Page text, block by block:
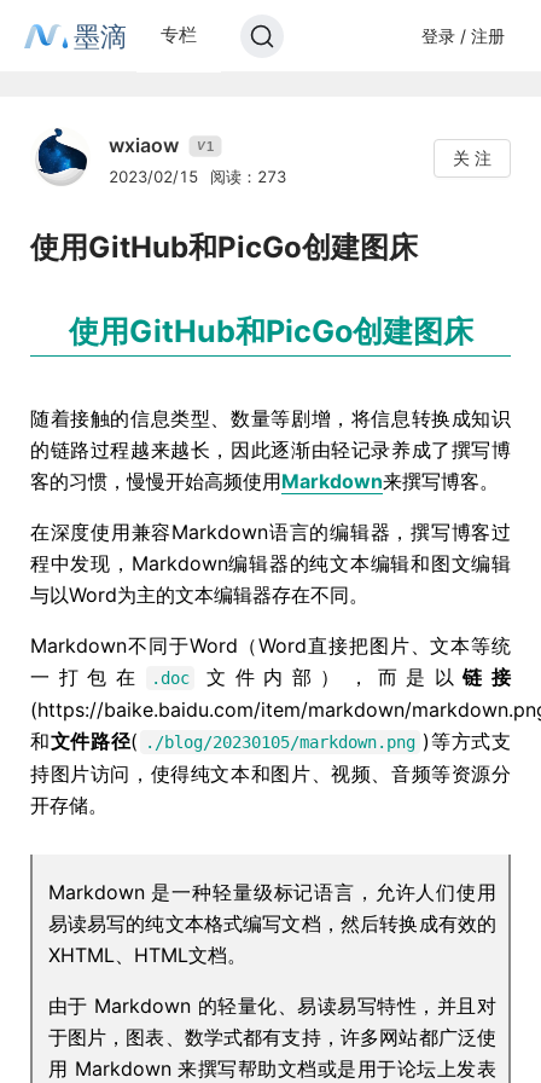
墨滴 专栏 登录 / 注册
wxiaow V1
2023/02/15 阅读：273
关 注
使用GitHub和PicGo创建图床
使用GitHub和PicGo创建图床
随着接触的信息类型、数量等剧增，将信息转换成知识
的链路过程越来越长，因此逐渐由轻记录养成了撰写博
客的习惯，慢慢开始高频使用Markdown来撰写博客。
在深度使用兼容Markdown语言的编辑器，撰写博客过
程中发现，Markdown编辑器的纯文本编辑和图文编辑
与以Word为主的文本编辑器存在不同。
Markdown不同于Word（Word直接把图片、文本等统
一打包在
.doc 文件内部），而是以链接
(https://baike.baidu.com/item/markdown/
和文件路径( ./blog/20230105/markdown.png )等方式支
持图片访问，使得纯文本和图片、视频、音频等资源分
开存储。
Markdown 是一种轻量级标记语言，允许人们使用
易读易写的纯文本格式编写文档，然后转换成有效的
XHTML、HTML文档。
由于 Markdown 的轻量化、易读易写特性，并且对
于图片，图表、数学式都有支持，许多网站都广泛使
用 Markdown 来撰写帮助文档或是用于论坛上发表